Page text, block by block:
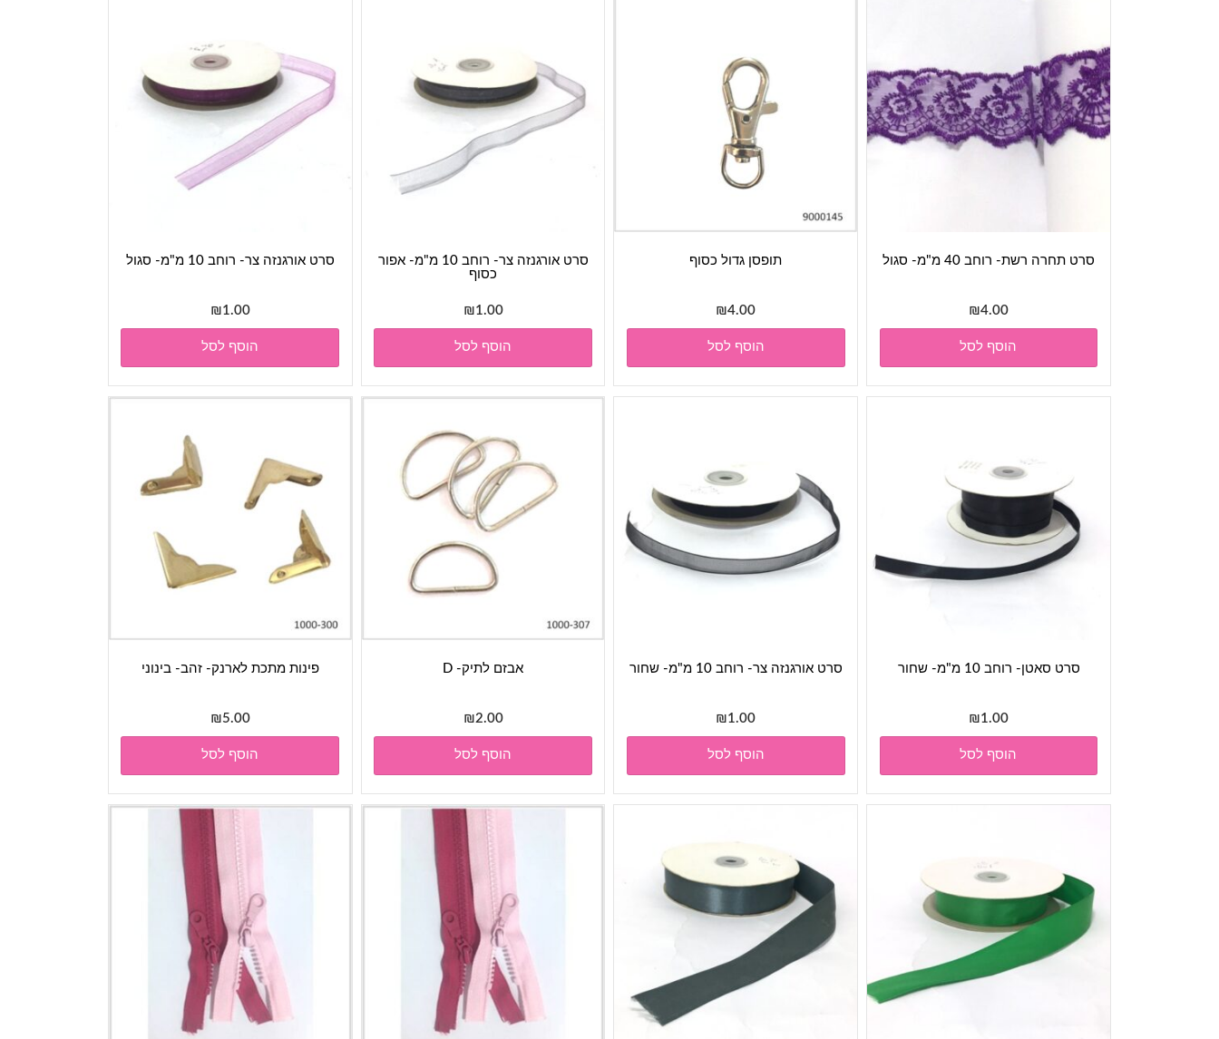
סרט אורגנזה צר- רוחב 10 מ"מ- סגול
₪1.00
הוסף לסל
סרט אורגנזה צר- רוחב 10 מ"מ- אפור
כסוף
₪1.00
הוסף לסל
תופסן גדול כסוף
₪4.00
הוסף לסל
סרט תחרה רשת- רוחב 40 מ"מ- סגול
₪4.00
הוסף לסל
פינות מתכת לארנק- זהב- בינוני
₪5.00
הוסף לסל
אבזם לתיק- D
₪2.00
הוסף לסל
סרט אורגנזה צר- רוחב 10 מ"מ- שחור
₪1.00
הוסף לסל
סרט סאטן- רוחב 10 מ"מ- שחור
₪1.00
הוסף לסל